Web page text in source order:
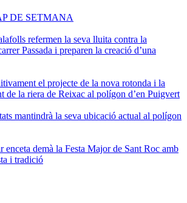
DE SETMANA
refermen la seva lluita contra la
Passada i preparen la creació d’una
el projecte de la nova rotonda i la
de la riera de Reixac al polígon d’en Puigvert
mantindrà la seva ubicació actual al polígon
enceta demà la Festa Major de Sant Roc amb
i tradició